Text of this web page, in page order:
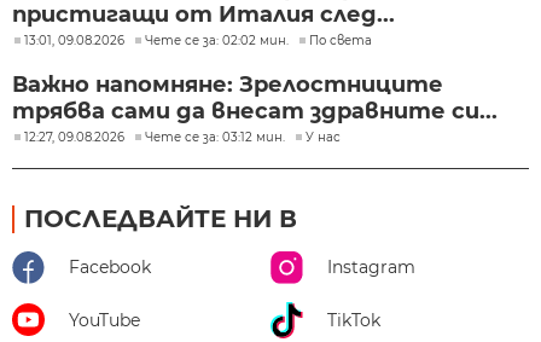
пристигащи от Италия след...
13:01, 09.08.2026 Чете се за: 02:02 мин. По света
Важно напомняне: Зрелостниците
трябва сами да внесат здравните си...
12:27, 09.08.2026 Чете се за: 03:12 мин. У нас
ПОСЛЕДВАЙТЕ НИ В
Facebook Instagram
YouTube TikTok